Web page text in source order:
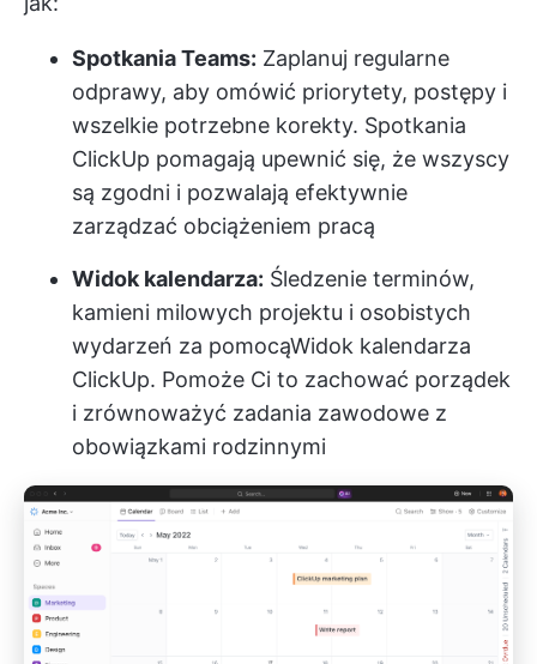
Spotkania Teams: Zaplanuj regularne
odprawy, aby omówić priorytety, postępy i
wszelkie potrzebne korekty. Spotkania
ClickUp pomagają upewnić się, że wszyscy
są zgodni i pozwalają efektywnie
zarządzać obciążeniem pracą
Widok kalendarza: Śledzenie terminów,
kamieni milowych projektu i osobistych
wydarzeń za pomocąWidok kalendarza
ClickUp. Pomoże Ci to zachować porządek
i zrównoważyć zadania zawodowe z
obowiązkami rodzinnymi